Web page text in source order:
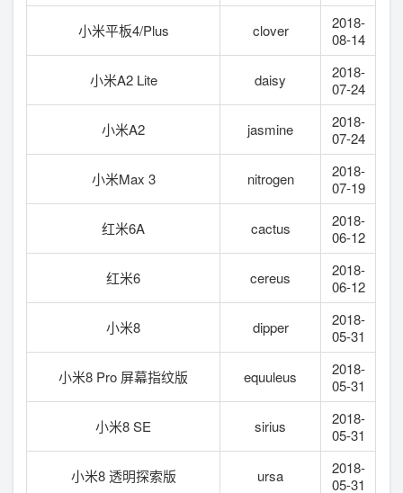
小米平板4/Plus clover
2018-
08-14
小米A2 Lite daisy
2018-
07-24
小米A2 jasmine
2018-
07-24
小米Max 3 nitrogen
2018-
07-19
红米6A cactus
2018-
06-12
红米6 cereus
2018-
06-12
小米8 dipper
2018-
05-31
小米8 Pro 屏幕指纹版 equuleus
2018-
05-31
小米8 SE sirius
2018-
05-31
小米8 透明探索版 ursa
2018-
05-31